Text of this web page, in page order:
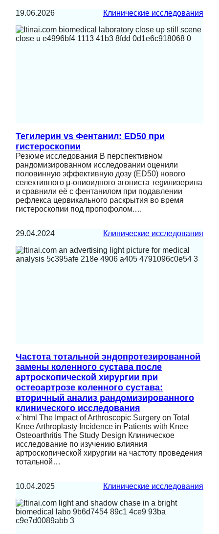
19.06.2026 Клинические исследования
Тегилерин vs Фентанил: ED50 при
гистероскопии
Резюме исследования В перспективном
рандомизированном исследовании оценили
половинную эффективную дозу (ED50) нового
селективного μ‑опиоидного агониста теgилизеринa
и сравнили её с фентанилом при подавлении
рефлекса цервикального раскрытия во время
гистероскопии под пропофолом.…
29.04.2024 Клинические исследования
Частота тотальной эндопротезированной
замены коленного сустава после
артроскопической хирургии при
остеоартрозе коленного сустава:
вторичный анализ рандомизированного
клинического исследования
«`html The Impact of Arthroscopic Surgery on Total
Knee Arthroplasty Incidence in Patients with Knee
Osteoarthritis The Study Design Клиническое
исследование по изучению влияния
артроскопической хирургии на частоту проведения
тотальной…
10.04.2025 Клинические исследования